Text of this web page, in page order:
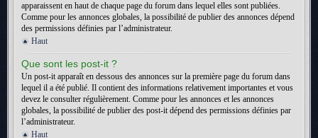
apparaissent en haut de chaque page du forum dans lequel elles sont publiées.
Comme pour les annonces globales, la possibilité de publier des annonces dépend
des permissions définies par l’administrateur.
Haut
Que sont les post-it ?
Un post-it apparaît en dessous des annonces sur la première page du forum dans
lequel il a été publié. Il contient des informations relativement importantes et vous
devez le consulter régulièrement. Comme pour les annonces et les annonces
globales, la possibilité de publier des post-it dépend des permissions définies par
l’administrateur.
Haut